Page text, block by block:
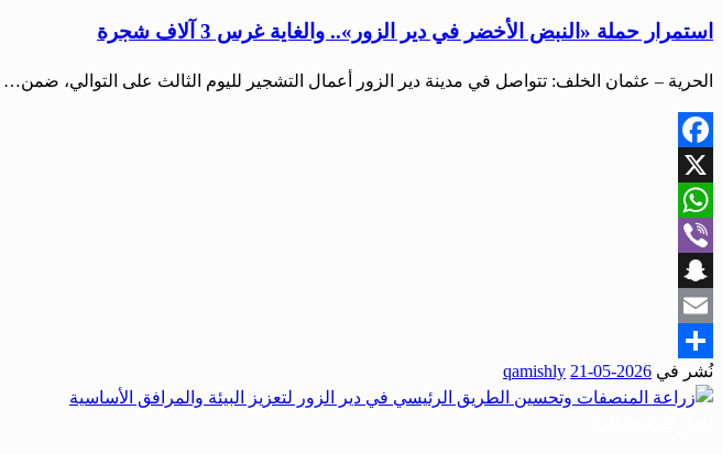
استمرار حملة «النبض الأخضر في دير الزور».. والغاية غرس 3 آلاف شجرة
الحرية – عثمان الخلف: تتواصل في مدينة دير الزور أعمال التشجير لليوم الثالث على التوالي، ضمن…
Facebook
X
WhatsApp
Viber
Snapchat
Email
Share
نُشر في 2026-05-21
qamishly